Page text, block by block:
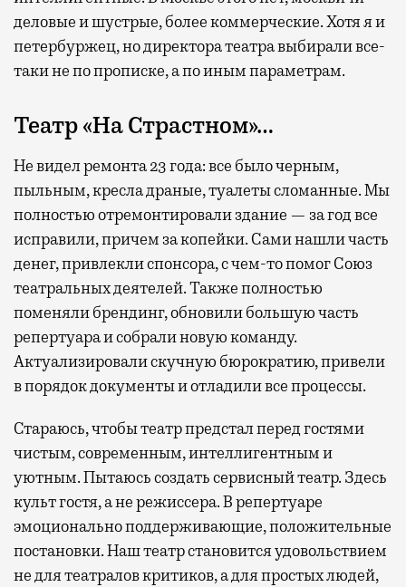
деловые и шустрые, более коммерческие. Хотя я и
петербуржец, но директора театра выбирали все-
таки не по прописке, а по иным параметрам.
Театр «На Страстном»…
Не видел ремонта 23 года: все было черным,
пыльным, кресла драные, туалеты сломанные. Мы
полностью отремонтировали здание — за год все
исправили, причем за копейки. Сами нашли часть
денег, привлекли спонсора, с чем-то помог Союз
театральных деятелей. Также полностью
поменяли брендинг, обновили большую часть
репертуара и собрали новую команду.
Актуализировали скучную бюрократию, привели
в порядок документы и отладили все процессы.
Стараюсь, чтобы театр предстал перед гостями
чистым, современным, интеллигентным и
уютным. Пытаюсь создать сервисный театр. Здесь
культ гостя, а не режиссера. В репертуаре
эмоционально поддерживающие, положительные
постановки. Наш театр становится удовольствием
не для театралов критиков, а для простых людей,